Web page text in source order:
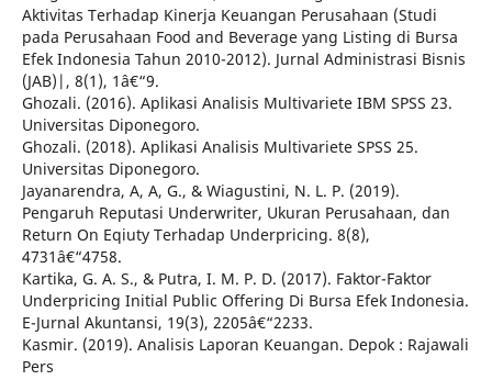
Aktivitas Terhadap Kinerja Keuangan Perusahaan (Studi
pada Perusahaan Food and Beverage yang Listing di Bursa
Efek Indonesia Tahun 2010-2012). Jurnal Administrasi Bisnis
(JAB)|, 8(1), 1â€“9.
Ghozali. (2016). Aplikasi Analisis Multivariete IBM SPSS 23.
Universitas Diponegoro.
Ghozali. (2018). Aplikasi Analisis Multivariete SPSS 25.
Universitas Diponegoro.
Jayanarendra, A, A, G., & Wiagustini, N. L. P. (2019).
Pengaruh Reputasi Underwriter, Ukuran Perusahaan, dan
Return On Eqiuty Terhadap Underpricing. 8(8),
4731â€“4758.
Kartika, G. A. S., & Putra, I. M. P. D. (2017). Faktor-Faktor
Underpricing Initial Public Offering Di Bursa Efek Indonesia.
E-Jurnal Akuntansi, 19(3), 2205â€“2233.
Kasmir. (2019). Analisis Laporan Keuangan. Depok : Rajawali
Pers